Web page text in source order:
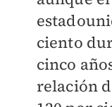
ciento
cinco
relación